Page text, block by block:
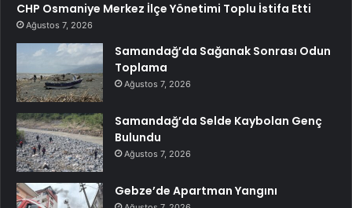
CHP Osmaniye Merkez İlçe Yönetimi Toplu İstifa Etti
Ağustos 7, 2026
Samandağ’da Sağanak Sonrası Odun
Toplama
Ağustos 7, 2026
Samandağ’da Selde Kaybolan Genç
Bulundu
Ağustos 7, 2026
Gebze’de Apartman Yangını